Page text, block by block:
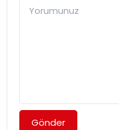
Gönder